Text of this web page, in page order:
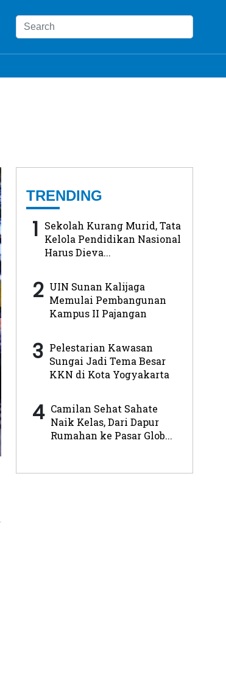
TRENDING
1 Sekolah Kurang Murid, Tata
Kelola Pendidikan Nasional
Harus Dieva...
2 UIN Sunan Kalijaga
Memulai Pembangunan
Kampus II Pajangan
3 Pelestarian Kawasan
Sungai Jadi Tema Besar
KKN di Kota Yogyakarta
4 Camilan Sehat Sahate
Naik Kelas, Dari Dapur
Rumahan ke Pasar Glob...